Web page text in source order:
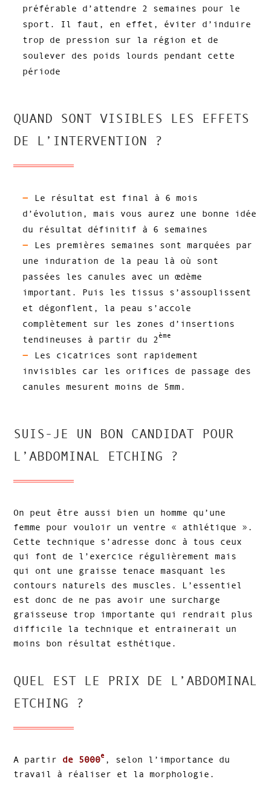
préférable d’attendre 2 semaines pour le
sport. Il faut, en effet, éviter d’induire
trop de pression sur la région et de
soulever des poids lourds pendant cette
période
QUAND SONT VISIBLES LES EFFETS
DE L’INTERVENTION ?
Le résultat est final à 6 mois
d’évolution, mais vous aurez une bonne idée
du résultat définitif à 6 semaines
Les premières semaines sont marquées par
une induration de la peau là où sont
passées les canules avec un œdème
important. Puis les tissus s’assouplissent
et dégonflent, la peau s’accole
complètement sur les zones d’insertions
tendineuses à partir du 2 ème
Les cicatrices sont rapidement
invisibles car les orifices de passage des
canules mesurent moins de 5mm.
SUIS-JE UN BON CANDIDAT POUR
L’ABDOMINAL ETCHING ?
On peut être aussi bien un homme qu’une
femme pour vouloir un ventre « athlétique ».
Cette technique s’adresse donc à tous ceux
qui font de l’exercice régulièrement mais
qui ont une graisse tenace masquant les
contours naturels des muscles. L’essentiel
est donc de ne pas avoir une surcharge
graisseuse trop importante qui rendrait plus
difficile la technique et entrainerait un
moins bon résultat esthétique.
QUEL EST LE PRIX DE L’ABDOMINAL
ETCHING ?
A partir de 5000e , selon l’importance du
travail à réaliser et la morphologie.